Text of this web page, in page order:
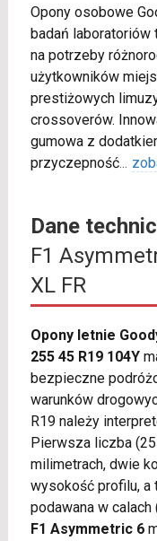
Opony osobowe
badań laboratoriów
na potrzeby
użytkowników
prestiżowych
crossoverów.
gumowa z
przyczepność...
Dane
F1
XL FR
Opony letnie
255 45 R19 104Y
bezpieczne
warunków
R19 należy
Pierwsza liczba
milimetrach, dwie
wysokość profilu, a
podawana w calach
F1 Asymmetric 6